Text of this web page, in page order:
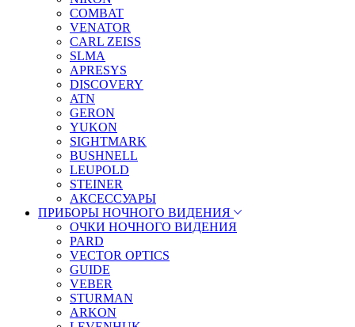
COMBAT
VENATOR
CARL ZEISS
SLMA
APRESYS
DISCOVERY
ATN
GERON
YUKON
SIGHTMARK
BUSHNELL
LEUPOLD
STEINER
АКСЕССУАРЫ
ПРИБОРЫ НОЧНОГО ВИДЕНИЯ
ОЧКИ НОЧНОГО ВИДЕНИЯ
PARD
VECTOR OPTICS
GUIDE
VEBER
STURMAN
ARKON